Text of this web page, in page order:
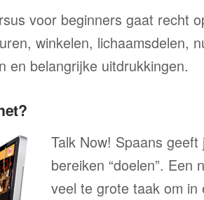
voor beginners gaat recht
winkelen, lichaamsdelen,
en belangrijke uitdrukkingen.
Talk Now! Spaans
bereiken “doelen”. Een
veel te grote taak om